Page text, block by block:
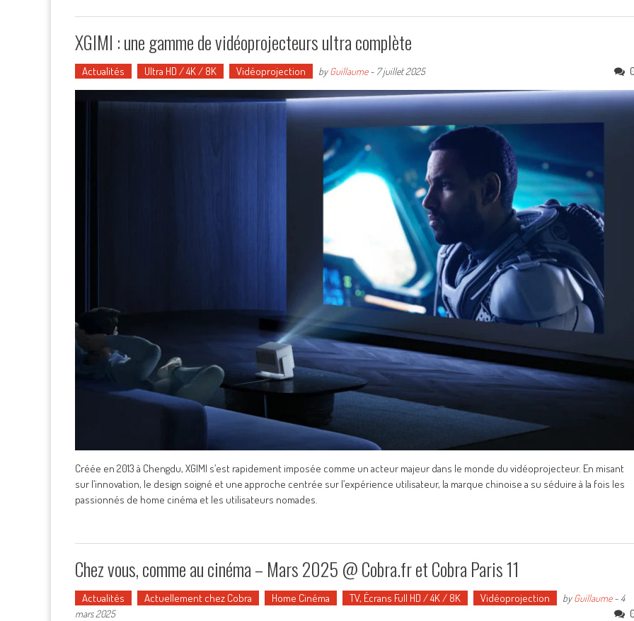
XGIMI : une gamme de vidéoprojecteurs ultra complète
Actualités Ultra HD / 4K / 8K Vidéoprojection byGuillaume- 7 juillet 2025
Créée en 2013 à Chengdu, XGIMI s’est rapidement imposée comme un acteur majeur dans le monde du vidéoprojecteur. En misant
sur l’innovation, le design soigné et une approche centrée sur l’expérience utilisateur, la marque chinoise a su séduire à la fois les
passionnés de home cinéma et les utilisateurs nomades.
Chez vous, comme au cinéma – Mars 2025 @ Cobra.fr et Cobra Paris 11
Actualités Actuellement chez Cobra Home Cinéma TV, Écrans Full HD / 4K / 8K Vidéoprojection byGuillaume- 4
mars 2025